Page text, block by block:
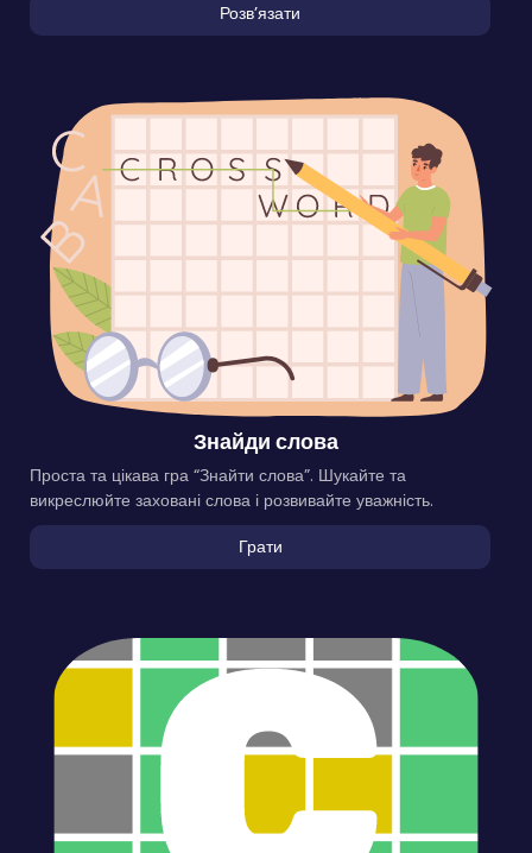
Розвʼязати
Знайди слова
Проста та цікава гра “Знайти слова”. Шукайте та
викреслюйте заховані слова і розвивайте уважність.
Грати